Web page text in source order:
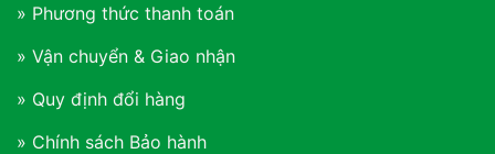
» Phương thức thanh toán
» Vận chuyển & Giao nhận
» Quy định đổi hàng
» Chính sách Bảo hành